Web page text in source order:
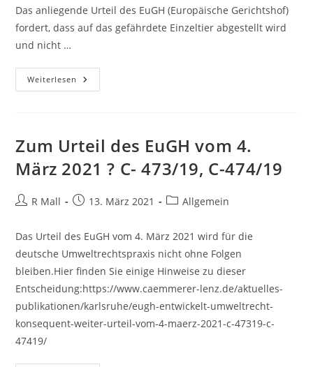
Das anliegende Urteil des EuGH (Europäische Gerichtshof)
fordert, dass auf das gefährdete Einzeltier abgestellt wird
und nicht …
Weiterlesen Urteil
Des
Zum Urteil des EuGH vom 4.
März 2021 ? C- 473/19, C-474/19
Beitrags-
R Mall
Beitrag13. März 2021
Beitrags-
Allgemein
Das Urteil des EuGH vom 4. März 2021 wird für die
deutsche Umweltrechtspraxis nicht ohne Folgen
bleiben.Hier finden Sie einige Hinweise zu dieser
Entscheidung:https://www.caemmerer-lenz.de/aktuelles-
publikationen/karlsruhe/eugh-entwickelt-umweltrecht-
konsequent-weiter-urteil-vom-4-maerz-2021-c-47319-c-
47419/